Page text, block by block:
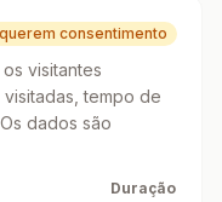
consentimento
visitantes
tempo de
dados são
Duração